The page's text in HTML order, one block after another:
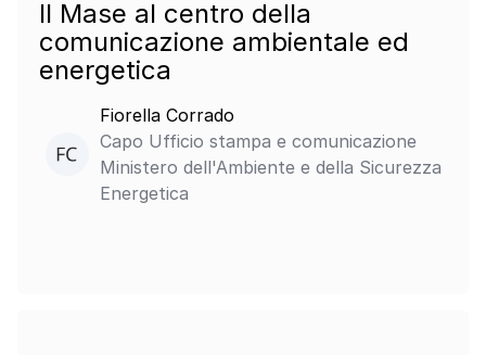
Il Mase al centro della
comunicazione ambientale ed
energetica
Fiorella Corrado
Capo Ufficio stampa e comunicazione
Ministero dell'Ambiente e della Sicurezza
Energetica